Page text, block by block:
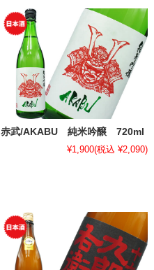
赤武/AKABU 純米吟醸 720ml
¥1,900(税込 ¥2,090)